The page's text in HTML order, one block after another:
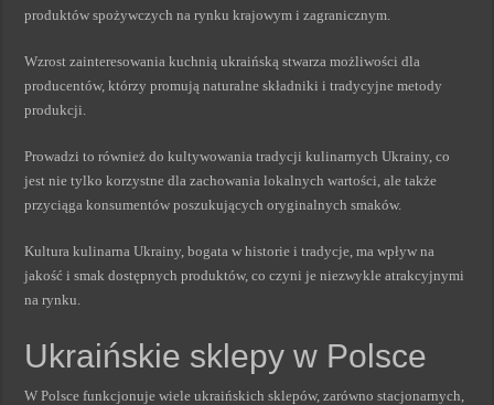
produktów spożywczych na rynku krajowym i zagranicznym.
Wzrost zainteresowania kuchnią ukraińską stwarza możliwości dla
producentów, którzy promują naturalne składniki i tradycyjne metody
produkcji.
Prowadzi to również do kultywowania tradycji kulinarnych Ukrainy, co
jest nie tylko korzystne dla zachowania lokalnych wartości, ale także
przyciąga konsumentów poszukujących oryginalnych smaków.
Kultura kulinarna Ukrainy, bogata w historie i tradycje, ma wpływ na
jakość i smak dostępnych produktów, co czyni je niezwykle atrakcyjnymi
na rynku.
Ukraińskie sklepy w Polsce
W Polsce funkcjonuje wiele ukraińskich sklepów, zarówno stacjonarnych,